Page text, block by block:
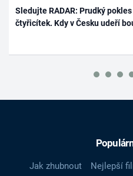
Sledujte RADAR: Prudký
čtyřicítek. Kdy v Česku udeří
Jak zhubnout Nejlepší